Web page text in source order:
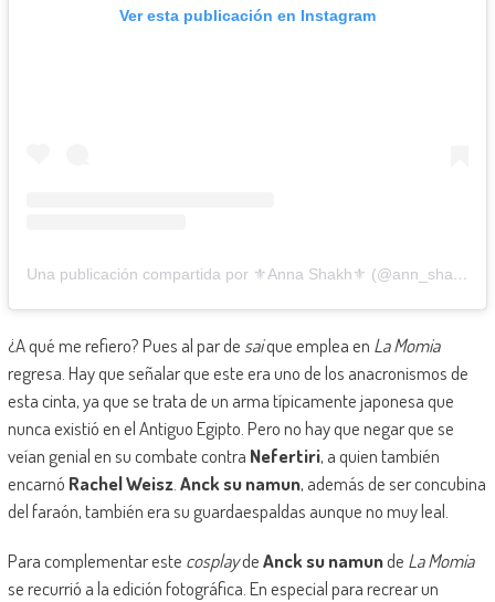
Ver esta publicación en Instagram
Una publicación compartida por ⚜️Anna Shakh⚜️ (@ann_shakhovskaya)
¿A qué me refiero? Pues al par de saique emplea en La Momia
regresa. Hay que señalar que este era uno de los anacronismos de
esta cinta, ya que se trata de un arma típicamente japonesa que
nunca existió en el Antiguo Egipto. Pero no hay que negar que se
veían genial en su combate contra Nefertiri, a quien también
encarnó Rachel Weisz.Anck su namun, además de ser concubina
del faraón, también era su guardaespaldas aunque no muy leal.
Para complementar este cosplaydeAnck su namunde La Momia
se recurrió a la edición fotográfica. En especial para recrear un